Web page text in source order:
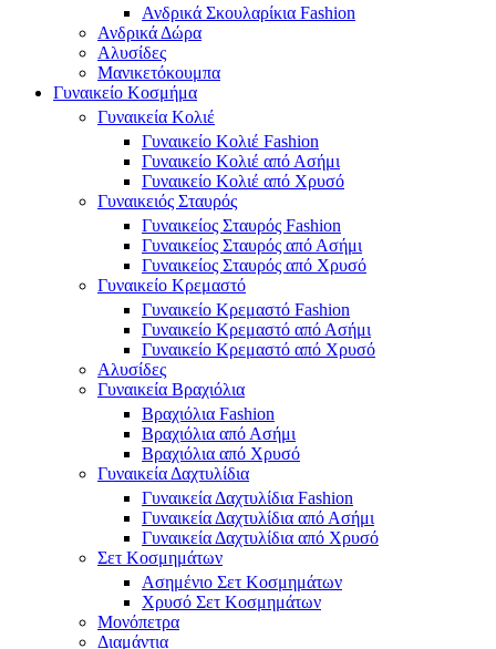
Ανδρικά Σκουλαρίκια Fashion
Ανδρικά Δώρα
Αλυσίδες
Μανικετόκουμπα
Γυναικείο Κοσμήμα
Γυναικεία Κολιέ
Γυναικείο Κολιέ Fashion
Γυναικείο Κολιέ από Ασήμι
Γυναικείο Κολιέ από Χρυσό
Γυναικειός Σταυρός
Γυναικείος Σταυρός Fashion
Γυναικείος Σταυρός από Ασήμι
Γυναικείος Σταυρός από Χρυσό
Γυναικείο Κρεμαστό
Γυναικείο Κρεμαστό Fashion
Γυναικείο Κρεμαστό από Ασήμι
Γυναικείο Κρεμαστό από Χρυσό
Αλυσίδες
Γυναικεία Βραχιόλια
Βραχιόλια Fashion
Βραχιόλια από Ασήμι
Βραχιόλια από Χρυσό
Γυναικεία Δαχτυλίδια
Γυναικεία Δαχτυλίδια Fashion
Γυναικεία Δαχτυλίδια από Ασήμι
Γυναικεία Δαχτυλίδια από Χρυσό
Σετ Κοσμημάτων
Ασημένιο Σετ Κοσμημάτων
Χρυσό Σετ Κοσμημάτων
Μονόπετρα
Διαμάντια